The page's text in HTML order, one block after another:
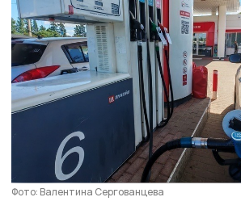
Фото: Валентина Сергованцева